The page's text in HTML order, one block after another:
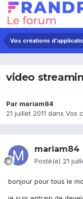
Vos créations
video
Par mariam84
21 juillet 2011 dans Vos
mariam84
Posté(e) 21
bonjour pour tous le